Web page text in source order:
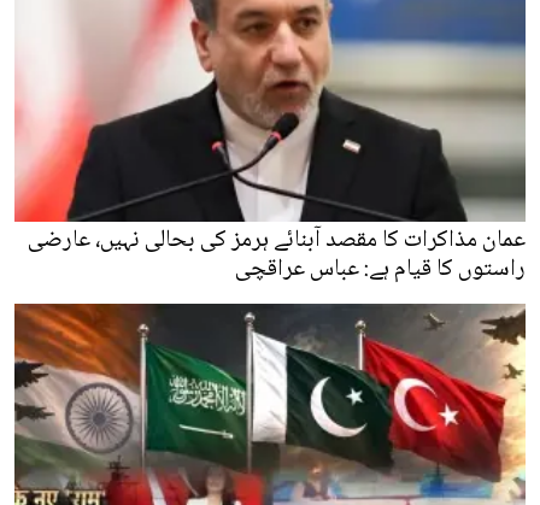
عمان مذاکرات کا مقصد آبنائے ہرمز کی بحالی نہیں، عارضی
راستوں کا قیام ہے: عباس عراقچی